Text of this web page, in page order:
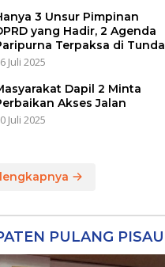
3 Unsur Pimpinan
yang Hadir, 2 Agenda
Terpaksa di Tunda
Juli 2025
Dapil 2 Minta
Akses Jalan
Juli 2025
PULANG PISAU